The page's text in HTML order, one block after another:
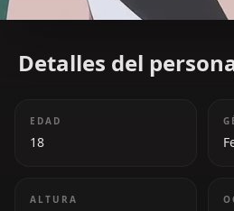
Detalles del
EDAD
18
ALTURA